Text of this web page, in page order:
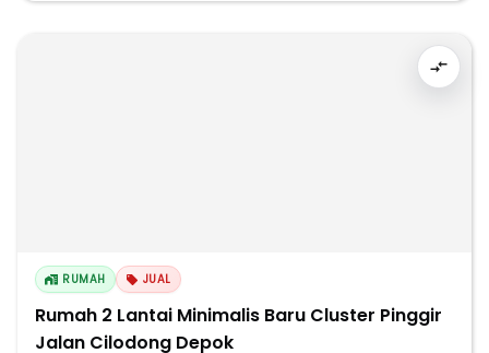
RUMAH JUAL
Rumah 2 Lantai Minimalis Baru Cluster Pinggir
Jalan Cilodong Depok